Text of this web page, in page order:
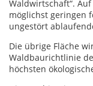
Waldwirtschaft“.
möglichst geringen
ungestört
Die übrige Fläche
Waldbaurichtlinie
höchsten